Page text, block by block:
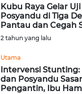
Kubu Raya Gelar
Posyandu di Tiga
Pantau dan Cegah
2 tahun yang lalu
Utama
Intervensi
dan Posyandu
Pengantin, Ibu